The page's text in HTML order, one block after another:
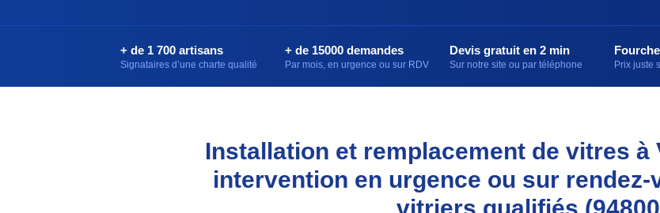
+ de 1 700 artisans
Signataires d’une charte qualité
+ de 15000 demandes
Par mois, en urgence ou sur RDV
Devis gratuit en 2 min
Sur notre site ou par téléphone Prix juste
Installation et remplacement de vitres à
intervention en urgence ou sur